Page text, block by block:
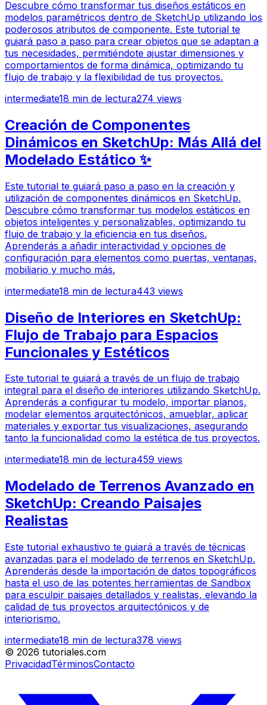
Descubre cómo transformar tus diseños estáticos en
modelos paramétricos dentro de SketchUp utilizando los
poderosos atributos de componente. Este tutorial te
guiará paso a paso para crear objetos que se adaptan a
tus necesidades, permitiéndote ajustar dimensiones y
comportamientos de forma dinámica, optimizando tu
flujo de trabajo y la flexibilidad de tus proyectos.
intermediate18 min de lectura274 views
Creación de Componentes
Dinámicos en SketchUp: Más Allá del
Modelado Estático ✨
Este tutorial te guiará paso a paso en la creación y
utilización de componentes dinámicos en SketchUp.
Descubre cómo transformar tus modelos estáticos en
objetos inteligentes y personalizables, optimizando tu
flujo de trabajo y la eficiencia en tus diseños.
Aprenderás a añadir interactividad y opciones de
configuración para elementos como puertas, ventanas,
mobiliario y mucho más.
intermediate18 min de lectura443 views
Diseño de Interiores en SketchUp:
Flujo de Trabajo para Espacios
Funcionales y Estéticos
Este tutorial te guiará a través de un flujo de trabajo
integral para el diseño de interiores utilizando SketchUp.
Aprenderás a configurar tu modelo, importar planos,
modelar elementos arquitectónicos, amueblar, aplicar
materiales y exportar tus visualizaciones, asegurando
tanto la funcionalidad como la estética de tus proyectos.
intermediate18 min de lectura459 views
Modelado de Terrenos Avanzado en
SketchUp: Creando Paisajes
Realistas
Este tutorial exhaustivo te guiará a través de técnicas
avanzadas para el modelado de terrenos en SketchUp.
Aprenderás desde la importación de datos topográficos
hasta el uso de las potentes herramientas de Sandbox
para esculpir paisajes detallados y realistas, elevando la
calidad de tus proyectos arquitectónicos y de
interiorismo.
intermediate18 min de lectura378 views
© 2026 tutoriales.com
PrivacidadTérminosContacto